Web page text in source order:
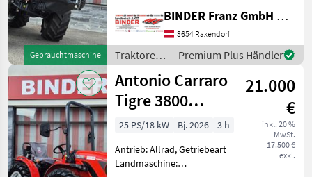
Gebrauchtmaschine
ohne Kabine,
Zapfwellendrehzahl: 540,
Höchstgeschwindigkeit in
km/h: 30 km/h, Abgasstufe:
-/Stage V,
BINDER Franz GmbH & CoKG
3654 Raxendorf
Traktoren /
Antonio
Carraro
Premium Plus Händler
Antonio Carraro
Tigre 3800
VINOSTAR
21.000
€
inkl. 20 %
MwSt.
17.500 €
exkl.
25 PS/18 kW Bj. 2026
3 h
Antrieb: Allrad, Getriebeart
Landmaschine: